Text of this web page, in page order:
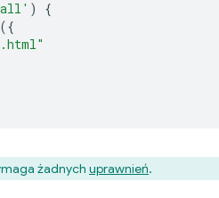
)
{
({
żadnych uprawnień.